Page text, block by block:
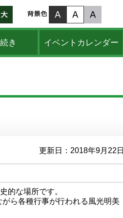
き イベントカレンダー
更新日：2018年9月22日
的な場所です。
ら各種行事が行われる風光明美